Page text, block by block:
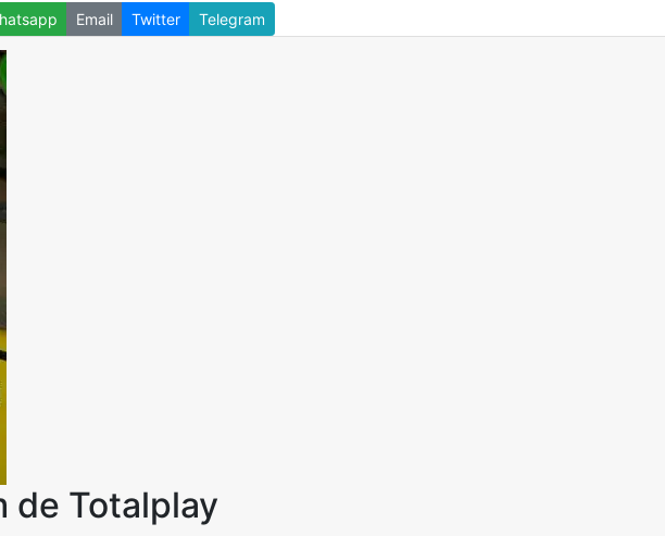
Email Twitter Telegram
de Totalplay